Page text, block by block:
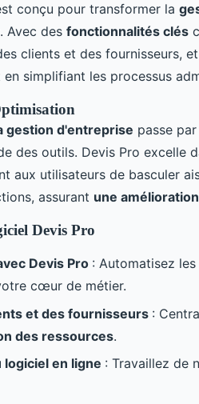
conçu pour transformer la
Avec des fonctionnalités clés
clients et des fournisseurs,
simplifiant les processus
gestion d'entreprise passe
des outils. Devis Pro excelle
aux utilisateurs de basculer
assurant une
Devis Pro
Devis Pro : Automatisez
cœur de métier.
et des fournisseurs :
des ressources.
en ligne : Travaillez de